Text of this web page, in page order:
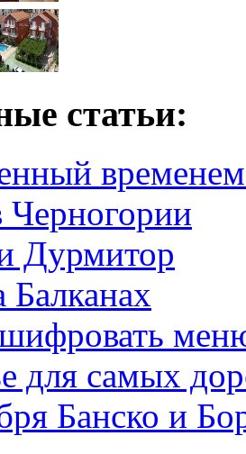
статьи:
временем
Черногории
Дурмитор
для самых
Банско и